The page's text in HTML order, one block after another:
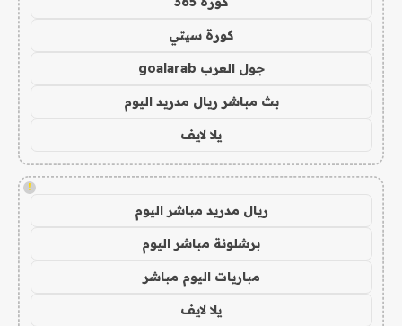
كورة سيتي
جول العرب goalarab
بث مباشر ريال مدريد اليوم
يلا لايف
!
ريال مدريد مباشر اليوم
برشلونة مباشر اليوم
مباريات اليوم مباشر
يلا لايف